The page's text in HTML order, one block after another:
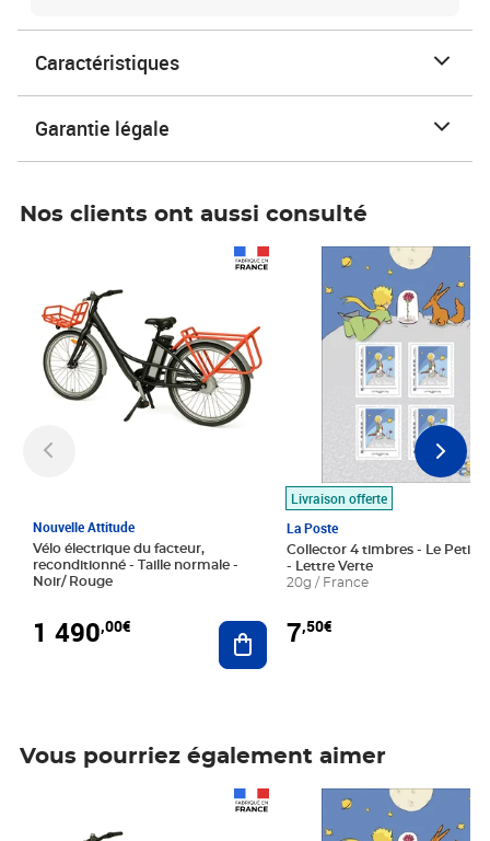
Caractéristiques
Garantie légale
Nos clients ont aussi consulté
Nouvelle Attitude
Vélo électrique du facteur,
reconditionné - Taille normale -
Noir/ Rouge
1 490,00€ Ajouter au panier
Livraison offerte
La Poste
Collector 4 timbres - Le Petit
- Lettre Verte
20g / France
7,50€
Prix 7,50€
Vous pourriez également aimer
Prix 7,50€